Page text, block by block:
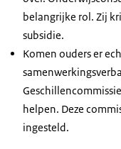
belangrijke rol. Zij
subsidie.
Komen ouders er
helpen. Deze
ingesteld.